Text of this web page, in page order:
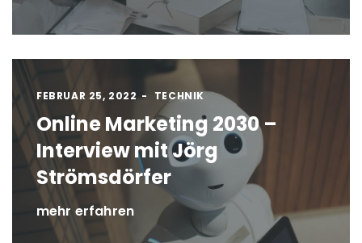
FEBRUAR 25, 2022 TECHNIK
Online Marketing 2030 –
Interview mit Jörg
Strömsdörfer
mehr erfahren